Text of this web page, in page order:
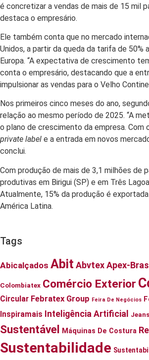
é concretizar a vendas de mais de 15 mil
destaca o empresário.
Ele também conta que no mercado
Unidos, a partir da queda da tarifa de
Europa. “A expectativa de crescimento
conta o empresário, destacando que a
impulsionar as vendas para o Velho
Nos primeiros cinco meses do ano,
relação ao mesmo período de 2025. “A
o plano de crescimento da empresa.
private label e a entrada em novos
conclui.
Com produção de mais de 3,1 milhões de
produtivas em Birigui (SP) e em Três
Atualmente, 15% da produção é
América Latina.
Tags
Abicalçados Abit AbvtexApex-
Colombiatex Comércio Exterior
Circular Febratex Group Feira De Negócios
Inspiramais Inteligência Artificial Jeans
Sustentável
Máquinas De Costura
Sustentabilidade